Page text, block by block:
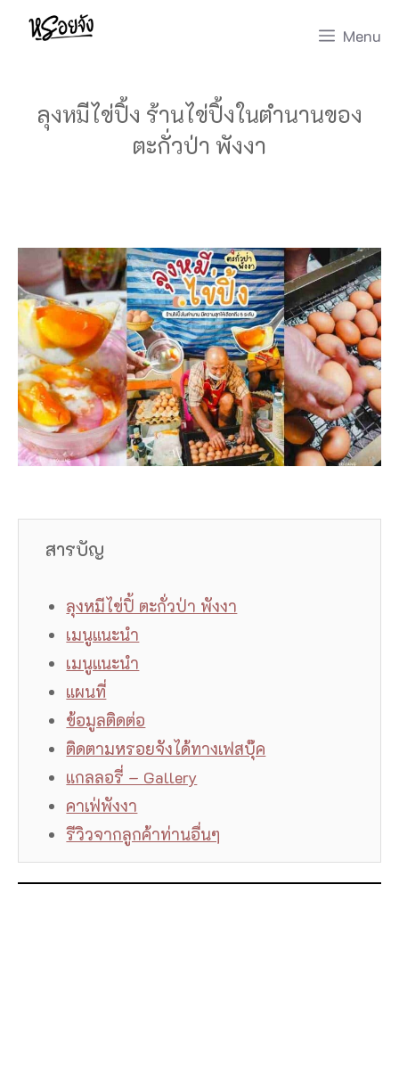
Skip
Menu
ลุงหมีไข่ปิ้ง ร้านไข่ปิ้งในตำนานของ
ตะกั่วป่า พังงา
สารบัญ
ลุงหมีไข่ปิ้ ตะกั่วป่า พังงา
เมนูแนะนำ
เมนูแนะนำ
แผนที่
ข้อมูลติดต่อ
ติดตามหรอยจังได้ทางเฟสบุ๊ค
แกลลอรี่ – Gallery
คาเฟ่พังงา
รีวิวจากลูกค้าท่านอื่นๆ